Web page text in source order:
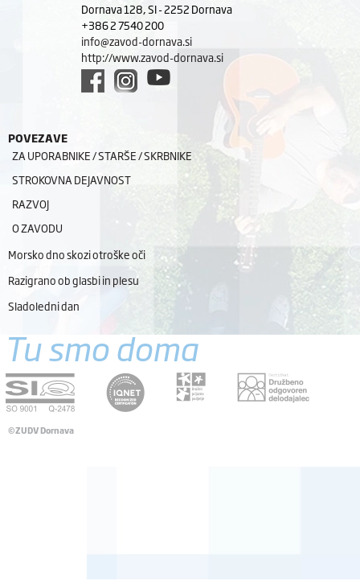
Dornava 128, SI - 2252 Dornava
+386 2 7540 200
info@zavod-dornava.si
http://www.zavod-dornava.si
POVEZAVE
ZA UPORABNIKE / STARŠE / SKRBNIKE
STROKOVNA DEJAVNOST
RAZVOJ
O ZAVODU
Morsko dno skozi otroške oči
Razigrano ob glasbi in plesu
Sladoledni dan
Tu smo doma
©ZUDV Dornava